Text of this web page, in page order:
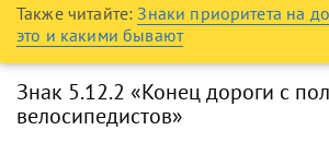
Также читайте:Знаки приоритета на
это и какими бывают
Знак 5.12.2 «Конец дороги с
велосипедистов»